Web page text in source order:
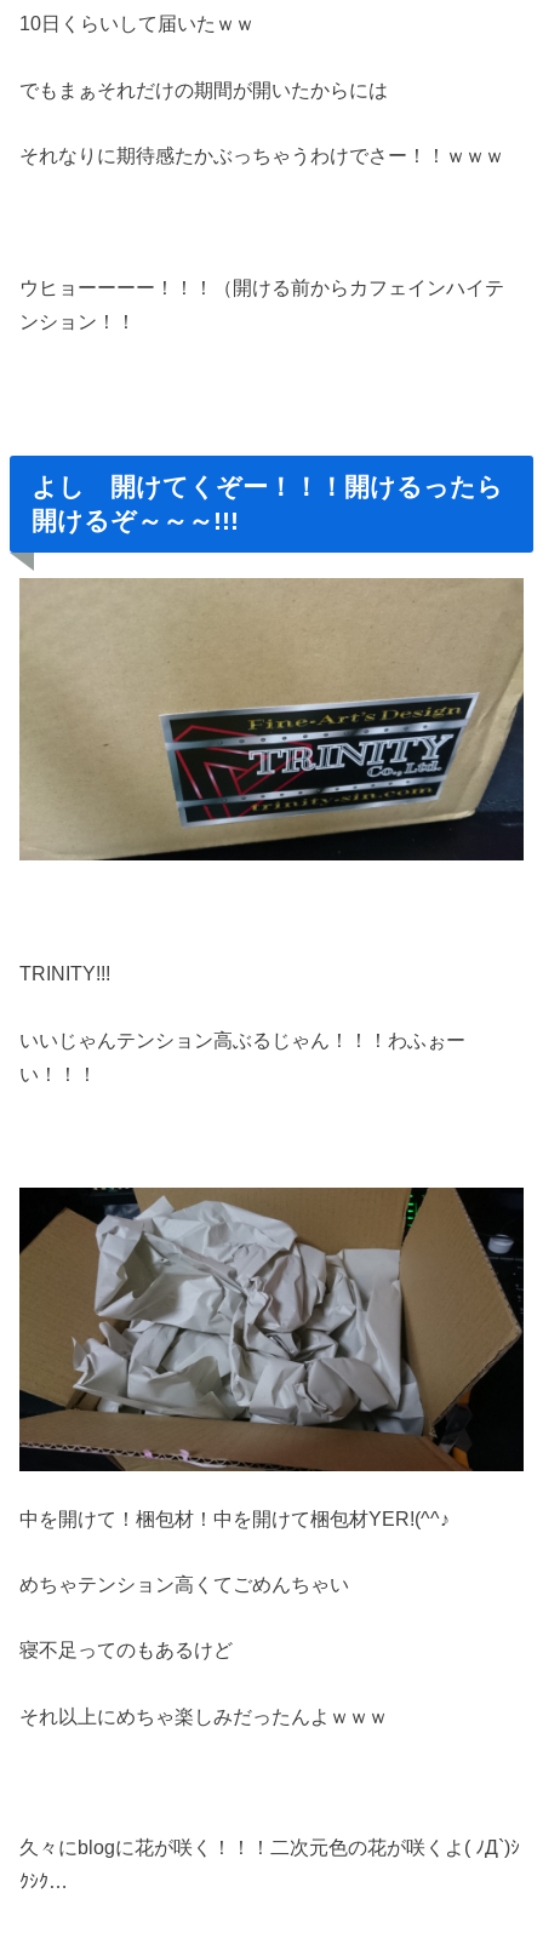
10日くらいして届いたｗｗ
でもまぁそれだけの期間が開いたからには
それなりに期待感たかぶっちゃうわけでさー！！ｗｗｗ
ウヒョーーーー！！！（開ける前からカフェインハイテ
ンション！！
よし 開けてくぞー！！！開けるったら
開けるぞ～～～!!!
TRINITY!!!
いいじゃんテンション高ぶるじゃん！！！わふぉー
い！！！
中を開けて！梱包材！中を開けて梱包材YER!(^^♪
めちゃテンション高くてごめんちゃい
寝不足ってのもあるけど
それ以上にめちゃ楽しみだったんよｗｗｗ
久々にblogに花が咲く！！！二次元色の花が咲くよ( ﾉД`)ｼ
ｸｼｸ…